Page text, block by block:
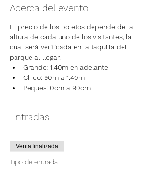
Acerca del evento
El precio de los boletos depende de la
altura de cada uno de los visitantes, la
cual será verificada en la taquilla del
parque al llegar.
Grande: 1.40m en adelante
Chico: 90m a 1.40m
Peques: 0cm a 90cm
Entradas
Venta finalizada
Tipo de entrada